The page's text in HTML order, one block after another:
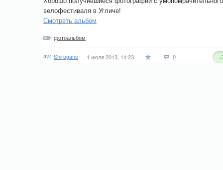
велофестиваля в Угличе!
Смотреть альбом
фотоальбом
Shirogane 1 июля 2013, 14:23 0